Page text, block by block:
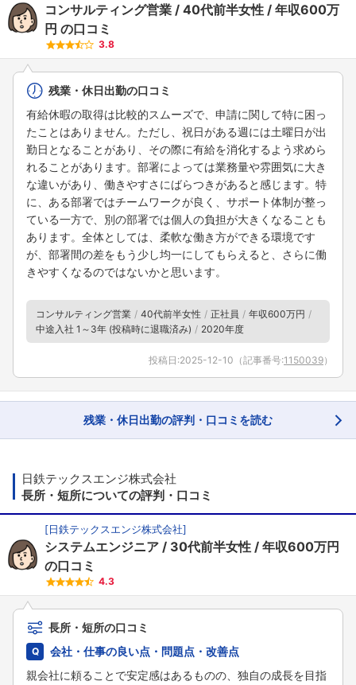
コンサルティング営業 40代前半女性
年収600万
円 の口コミ
3.8
残業・休日出勤の口コミ
有給休暇の取得は比較的スムーズで、申請に関して特に困っ
たことはありません。ただし、祝日がある週には土曜日が出
勤日となることがあり、その際に有給を消化するよう求めら
れることがあります。部署によっては業務量や雰囲気に大き
な違いがあり、働きやすさにばらつきがあると感じます。特
に、ある部署ではチームワークが良く、サポート体制が整っ
ている一方で、別の部署では個人の負担が大きくなることも
あります。全体としては、柔軟な働き方ができる環境です
が、部署間の差をもう少し均一にしてもらえると、さらに働
きやすくなるのではないかと思います。
コンサルティング営業 40代前半女性 正社員
年収600万円
中途入社 1～3年 (投稿時に退職済み)
2020年度
投稿日:2025-12-10 （記事番号:1150039）
残業・休日出勤の評判・口コミを読む
日鉄テックスエンジ株式会社
長所・短所についての評判・口コミ
[日鉄テックスエンジ株式会社]
システムエンジニア 30代前半女性
年収600万円
の口コミ
4.3
長所・短所の口コミ
会社・仕事の良い点・問題点・改善点
親会社に頼ることで安定感はあるものの、独自の成長を目指